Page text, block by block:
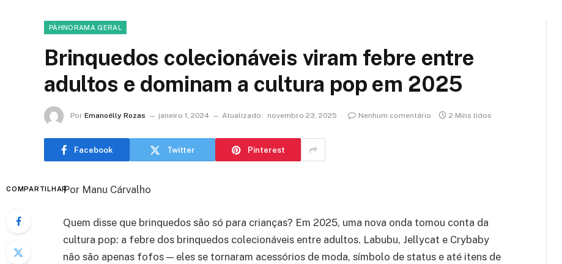
PÀHNORAMA GERAL
Brinquedos colecionáveis viram febre entre
adultos e dominam a cultura pop em 2025
Por Emanoélly Rozas janeiro 1, 2024 Atualizado: novembro 23, 2025 Nenhum comentário 2 Mins lidos
Facebook Twitter Pinterest
COMPARTILHARPor Manu Cárvalho
Quem disse que brinquedos são só para crianças? Em 2025, uma nova onda tomou conta da
cultura pop: a febre dos brinquedos colecionáveis entre adultos. Labubu, Jellycat e Crybaby
não são apenas fofos — eles se tornaram acessórios de moda, símbolo de status e até itens de